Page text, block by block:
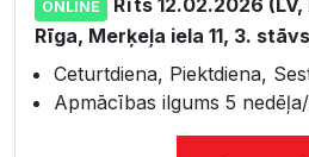
ONLINE
Rīts 12.02.2026 (LV,
Rīga, Merķeļa iela 11, 3.
Ceturtdiena, Piektdiena,
Apmācības ilgums 5